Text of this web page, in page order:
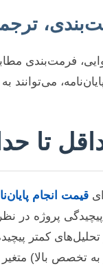
فرمت‌بندی
می‌توانند
تا
قیمت انجام
پروژه در نظر
کمتر
به تخصص بالا)